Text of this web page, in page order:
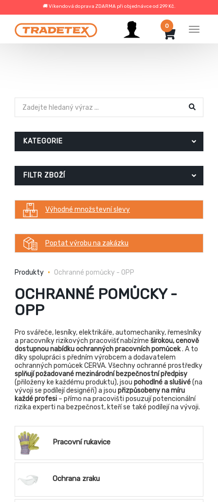
🚚 Víkendová doprava ZDARMA při objednávce od 299 Kč.
Menu
0
KATEGORIE
FILTR ZBOŽÍ
Výhodné množstevní slevy
Poptat výrobu na zakázku
Produkty Ochranné pomůcky - OPP
OCHRANNÉ POMŮCKY -
OPP
Pro svářeče, lesníky, elektrikáře, automechaniky, řemeslníky
a pracovníky rizikových pracovišť nabízíme širokou, cenově
dostupnou nabídku ochranných pracovních pomůcek. A to
díky spolupráci s předním výrobcem a dodavatelem
ochranných pomůcek CERVA. Všechny ochranné prostředky
splňují požadované mezinárodní bezpečnostní předpisy
(přiloženy ke každému produktu), jsou pohodlné a slušivé(na
vývoji se podílejí designéři) a jsou přizpůsobeny na míru
každé profesi – přímo na pracovišti posuzují potencionální
rizika experti na bezpečnost, kteří se také podílejí na vývoji.
Pracovní rukavice
Ochrana zraku